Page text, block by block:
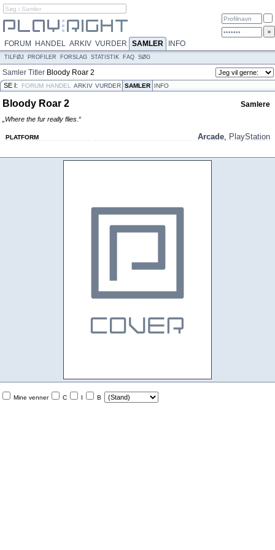
FORUM HANDEL ARKIV VURDER SAMLER INFO
TILFØJ PROFILER FORSLAG STATISTIK FAQ SØG
Samler Titler Bloody Roar 2
SE I: FORUM HANDEL ARKIV VURDER SAMLER INFO
Bloody Roar 2 Samlere
„Where the fur really flies.“
PLATFORM Arcade, PlayStation
Mine venner C I B